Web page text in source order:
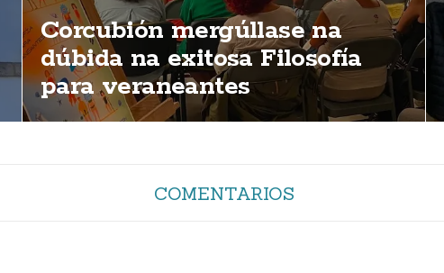
Corcubión mergúllase na
dúbida na exitosa Filosofía
para veraneantes
COMENTARIOS